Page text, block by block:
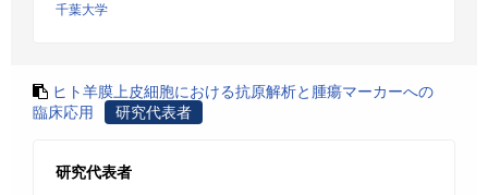
千葉大学
ヒト羊膜上皮細胞における抗原解析と腫瘍マーカーへの
臨床応用
研究代表者
研究代表者